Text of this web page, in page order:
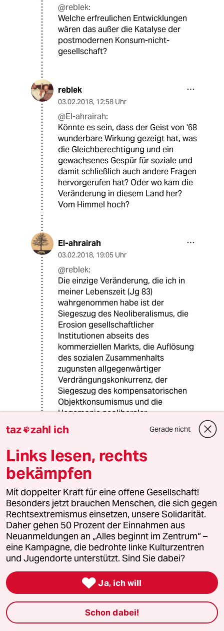
@reblek:
Welche erfreulichen Entwicklungen
wären das außer die Katalyse der
postmodernen Konsum-nicht-
gesellschaft?
reblek
03.02.2018, 12:58 Uhr
@El-ahrairah:
Könnte es sein, dass der Geist von '68
wunderbare Wirkung gezeigt hat, was
die Gleichberechtigung und ein
gewachsenes Gespür für soziale und
damit schließlich auch andere Fragen
hervorgerufen hat? Oder wo kam die
Veränderung in diesem Land her?
Vom Himmel hoch?
El-ahrairah
03.02.2018, 19:05 Uhr
@reblek:
Die einzige Veränderung, die ich in
meiner Lebenszeit (Jg 83)
wahrgenommen habe ist der
Siegeszug des Neoliberalismus, die
Erosion gesellschaftlicher
Institutionen abseits des
kommerziellen Markts, die Auflösung
des sozialen Zusammenhalts
zugunsten allgegenwärtiger
Verdrängungskonkurrenz, der
Siegeszug des kompensatorischen
Objektkonsumismus und die
Hegemonie neoliberaler
Ausbeutungspropaganda.
Heldengeschichten verkalkender
arrivierter Altrevoluzzer nach dem
dritten Chianti, die deutlich machen,
dass es bei der Revolution
vornehmlich um den
Generationenkonflikt von
heranwachsenden Jungmännern mit
ihrer Vätergeneration um den
sexuellen Zugang zu deren Töchtern
ging.
JP Joachim Petrick
Wenn Hofreiter in Hannover brüllt. „Wir stehen
taz zahl ich Gerade nicht
Links lesen, rechts
bekämpfen
Mit doppelter Kraft für eine offene Gesellschaft!
Besonders jetzt brauchen Menschen, die sich gegen
Rechtsextremismus einsetzen, unsere Solidarität.
Daher gehen 50 Prozent der Einnahmen aus
Neuanmeldungen an „Alles beginnt im Zentrum“ –
eine Kampagne, die bedrohte linke Kulturzentren
und Jugendorte unterstützt. Sind Sie dabei?
 Ja, ich will
Schon dabei!